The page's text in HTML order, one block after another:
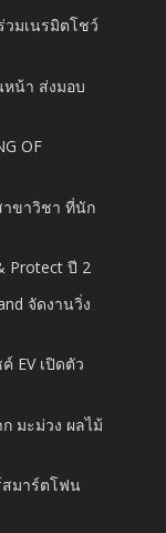
วมเนรมิตโชว์
หน้า ส่งมอบ
OF
าขาวิชา ที่นัก
Protect ปี 2
จัดงานวิ่ง
EV เปิดตัว
มะม่วง ผลไม้
สมาร์ตโฟน